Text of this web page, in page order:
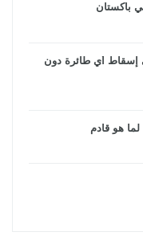
باكستان
إسقاط أي طائرة دون
هو قادم